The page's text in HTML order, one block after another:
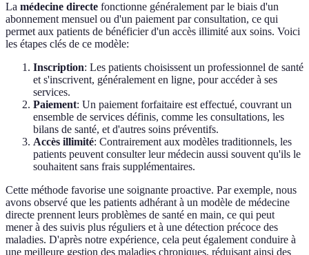
La médecine directe fonctionne généralement par le biais d'un
abonnement mensuel ou d'un paiement par consultation, ce qui
permet aux patients de bénéficier d'un accès illimité aux soins. Voici
les étapes clés de ce modèle:
Inscription: Les patients choisissent un professionnel de santé
et s'inscrivent, généralement en ligne, pour accéder à ses
services.
Paiement: Un paiement forfaitaire est effectué, couvrant un
ensemble de services définis, comme les consultations, les
bilans de santé, et d'autres soins préventifs.
Accès illimité: Contrairement aux modèles traditionnels, les
patients peuvent consulter leur médecin aussi souvent qu'ils le
souhaitent sans frais supplémentaires.
Cette méthode favorise une soignante proactive. Par exemple, nous
avons observé que les patients adhérant à un modèle de médecine
directe prennent leurs problèmes de santé en main, ce qui peut
mener à des suivis plus réguliers et à une détection précoce des
maladies. D'après notre expérience, cela peut également conduire à
une meilleure gestion des maladies chroniques, réduisant ainsi des